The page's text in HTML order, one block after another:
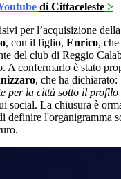
di Cittaceleste >
per l’acquisizione della
, con il figlio, Enrico,
del club di Reggio
A confermarlo è stato
, che ha dichiarato:
per la città sotto il profilo
social. La chiusura è
definire l'organigramma